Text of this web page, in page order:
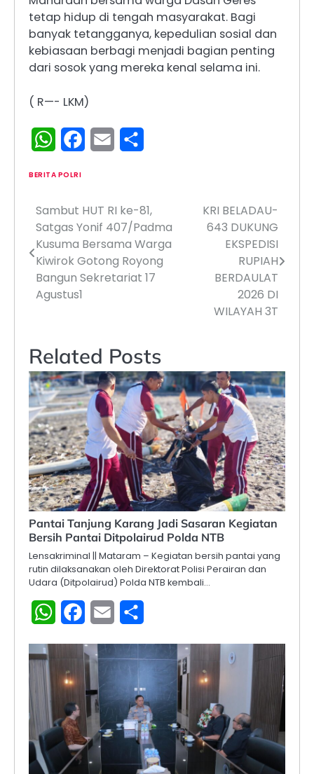
tetap hidup di tengah masyarakat. Bagi
banyak tetangganya, kepedulian sosial dan
kebiasaan berbagi menjadi bagian penting
dari sosok yang mereka kenal selama ini.
( R—- LKM)
WhatsAppFacebook
Email
BERITA POLRI
Navigasi
pos
Sambut HUT RI ke-81,
Satgas Yonif 407/Padma
Kusuma Bersama Warga
Kiwirok Gotong Royong
Bangun Sekretariat 17
Agustus1
KRI BELADAU-
643 DUKUNG
EKSPEDISI
RUPIAH
BERDAULAT
2026 DI
WILAYAH 3T
Related Posts
Pantai Tanjung Karang Jadi Sasaran Kegiatan
Bersih Pantai Ditpolairud Polda NTB
Lensakriminal || Mataram – Kegiatan bersih pantai yang
rutin dilaksanakan oleh Direktorat Polisi Perairan dan
Udara (Ditpolairud) Polda NTB kembali…
WhatsAppFacebook
Email